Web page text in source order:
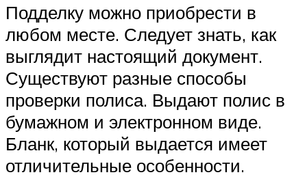
Подделку можно приобрести в
любом месте. Следует знать, как
выглядит настоящий документ.
Существуют разные способы
проверки полиса. Выдают полис в
бумажном и электронном виде.
Бланк, который выдается имеет
отличительные особенности.